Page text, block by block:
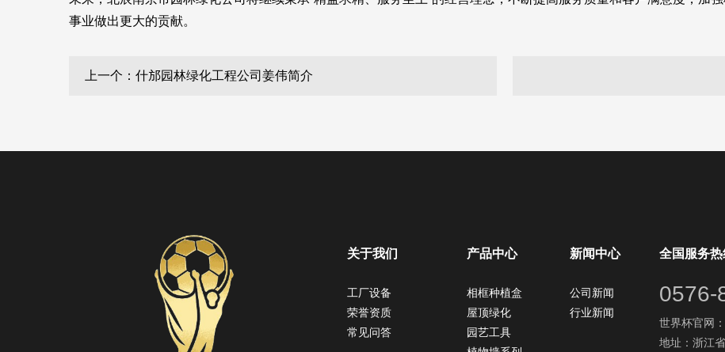
事业做出更大的贡献。
上一个：什邡园林绿化工程公司姜伟简介
关于我们
工厂设备
荣誉资质
常见问答
产品中心
相框种植盒
屋顶绿化
园艺工具
新闻中心
公司新闻
行业新闻
全国服务热
0576-
世界杯官网
地址：浙江